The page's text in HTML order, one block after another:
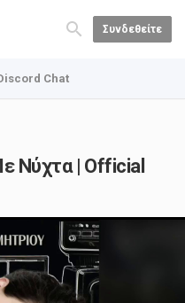
Συνδεθείτε
Chat
Νύχτα | Official